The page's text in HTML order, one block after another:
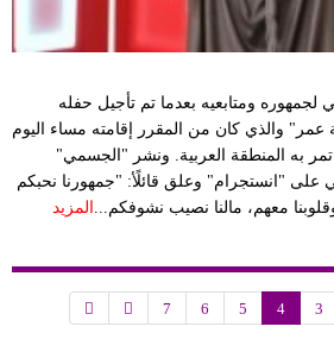
ومتابعيه بعدما تم تأجيل حفله
عمر" والذي كان من المقرر إقامته مساء اليوم
به المنطقة العربية. ونشر "الجسمي"
على "انستجرام" وعلق قائلًأ: "جمهورنا نحبكم
معهم، مالنا نصيب نشوفكم... المزيد
3
4
5
6
7